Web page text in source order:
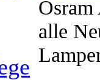
alle